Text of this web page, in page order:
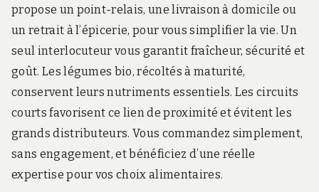
propose un point-relais, une livraison à domicile ou
un retrait à l’épicerie, pour vous simplifier la vie. Un
seul interlocuteur vous garantit fraîcheur, sécurité et
goût. Les légumes bio, récoltés à maturité,
conservent leurs nutriments essentiels. Les circuits
courts favorisent ce lien de proximité et évitent les
grands distributeurs. Vous commandez simplement,
sans engagement, et bénéficiez d’une réelle
expertise pour vos choix alimentaires.